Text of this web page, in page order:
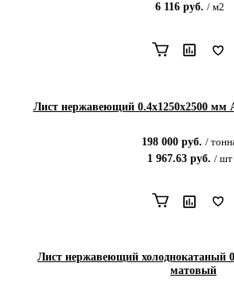
6 116руб. / м2
Лист нержавеющий 0.4х1250х2500 мм
198 000 руб. /
1 967.63руб. / шт
Лист нержавеющий холоднокатаный
матовый